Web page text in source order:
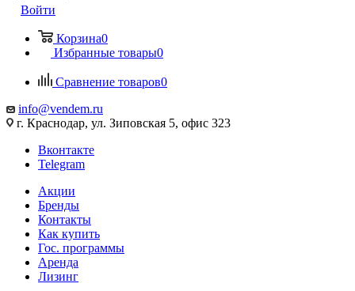
Войти
Корзина0
Избранные товары0
Сравнение товаров0
info@vendem.ru
г. Краснодар, ул. Зиповская 5, офис 323
Вконтакте
Telegram
Акции
Бренды
Контакты
Как купить
Гос. программы
Аренда
Лизинг